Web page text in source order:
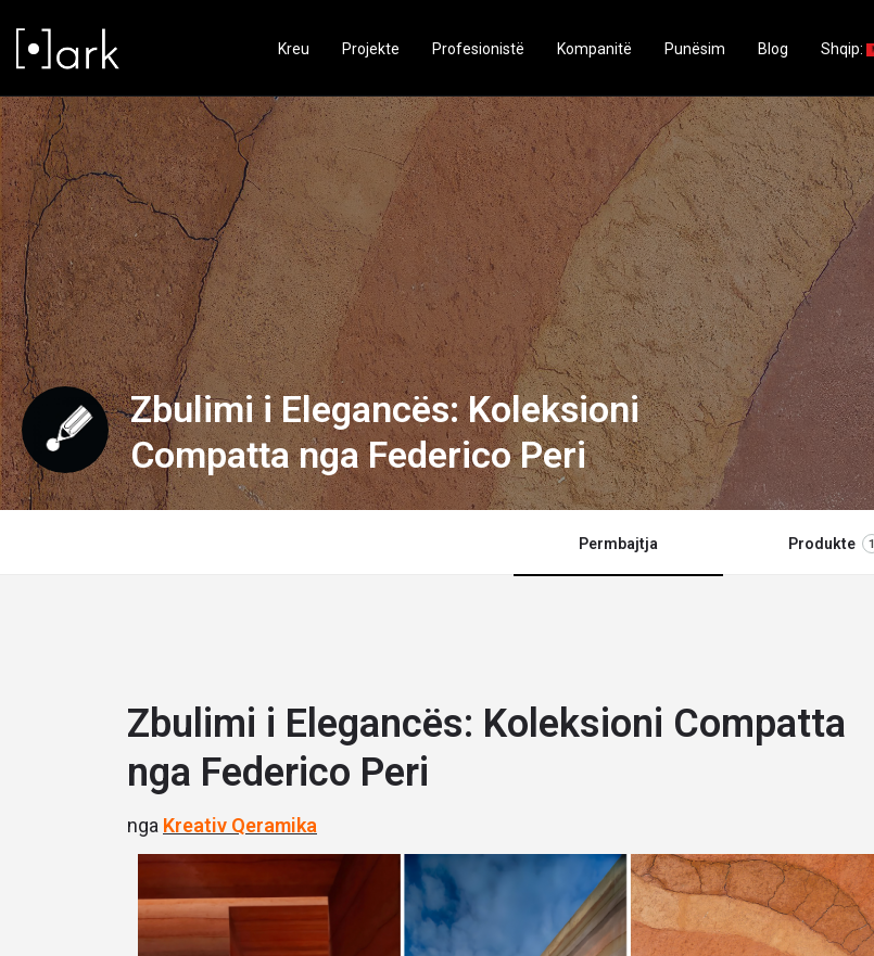
Kreu Projekte Profesionistë Kompanitë Punësim Blog Shqip:
Zbulimi i Elegancës: Koleksioni
Compatta nga Federico Peri
Permbajtja Produkte 1
Zbulimi i Elegancës: Koleksioni Compatta
nga Federico Peri
nga Kreativ Qeramika